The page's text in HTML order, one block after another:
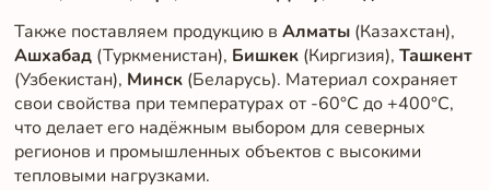
Также поставляем продукцию в Алматы(Казахстан),
Ашхабад(Туркменистан), Бишкек(Киргизия), Ташкент
(Узбекистан), Минск(Беларусь). Материал сохраняет
свои свойства при температурах от -60°C до +400°C,
что делает его надёжным выбором для северных
регионов и промышленных объектов с высокими
тепловыми нагрузками.